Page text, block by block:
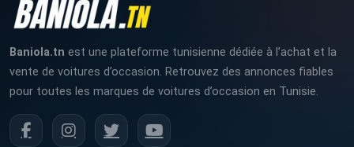
Baniola.tn est une plateforme tunisienne dédiée à l’achat et la
vente de voitures d’occasion. Retrouvez des annonces fiables
pour toutes les marques de voitures d’occasion en Tunisie.